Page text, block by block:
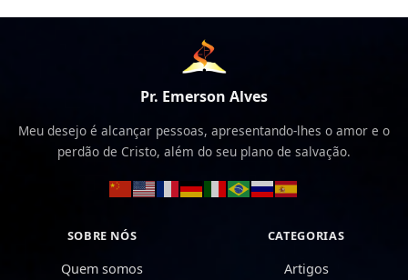
Pr. Emerson Alves
Meu desejo é alcançar pessoas, apresentando-lhes o amor e o
perdão de Cristo, além do seu plano de salvação.
SOBRE NÓS
Quem somos
CATEGORIAS
Artigos